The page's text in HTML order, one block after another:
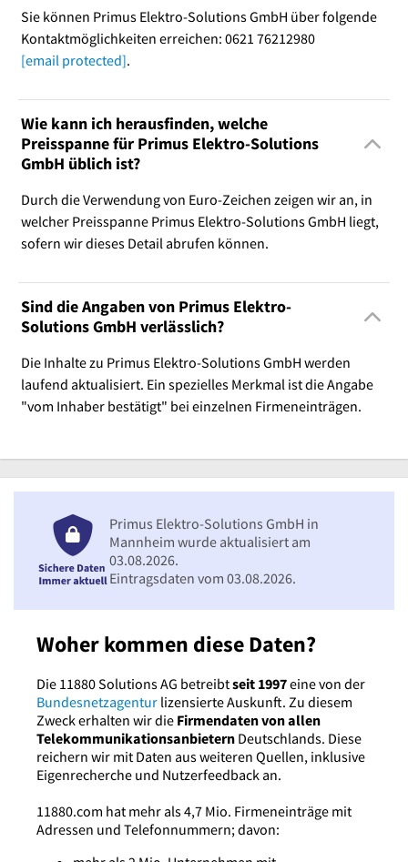
Sie können Primus Elektro-Solutions GmbH über folgende
Kontaktmöglichkeiten erreichen: 0621 76212980
[email protected].
Wie kann ich herausfinden, welche
Preisspanne für Primus Elektro-Solutions
GmbH üblich ist?
Durch die Verwendung von Euro-Zeichen zeigen wir an, in
welcher Preisspanne Primus Elektro-Solutions GmbH liegt,
sofern wir dieses Detail abrufen können.
Sind die Angaben von Primus Elektro-
Solutions GmbH verlässlich?
Die Inhalte zu Primus Elektro-Solutions GmbH werden
laufend aktualisiert. Ein spezielles Merkmal ist die Angabe
"vom Inhaber bestätigt" bei einzelnen Firmeneinträgen.
Woher kommen diese Daten?
Die 11880 Solutions AG betreibtseit 1997eine von der
Bundesnetzagentur lizensierte Auskunft. Zu diesem
Zweck erhalten wir die Firmendaten von allen
Telekommunikationsanbietern Deutschlands. Diese
reichern wir mit Daten aus weiteren Quellen, inklusive
Eigenrecherche und Nutzerfeedback an.
11880.com hat mehr als 4,7 Mio. Firmeneinträge mit
Adressen und Telefonnummern; davon:
Primus Elektro-Solutions GmbH in
Mannheim wurde aktualisiert am
03.08.2026.
Eintragsdaten vom 03.08.2026.